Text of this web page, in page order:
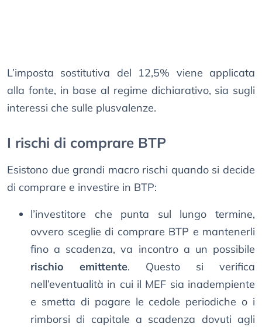
L’imposta sostitutiva del 12,5% viene applicata
alla fonte, in base al regime dichiarativo, sia sugli
interessi che sulle plusvalenze.
I rischi di comprare BTP
Esistono due grandi macro rischi quando si decide
di comprare e investire in BTP:
l’investitore che punta sul lungo termine,
ovvero sceglie di comprare BTP e mantenerli
fino a scadenza, va incontro a un possibile
rischio emittente. Questo si verifica
nell’eventualità in cui il MEF sia inadempiente
e smetta di pagare le cedole periodiche o i
rimborsi di capitale a scadenza dovuti agli